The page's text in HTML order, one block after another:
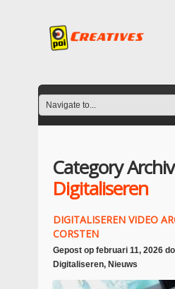
Category
Digitaliseren
DIGITALISEREN VIDEO
CORSTEN
Gepost op februari 11, 2026
Digitaliseren, Nieuws